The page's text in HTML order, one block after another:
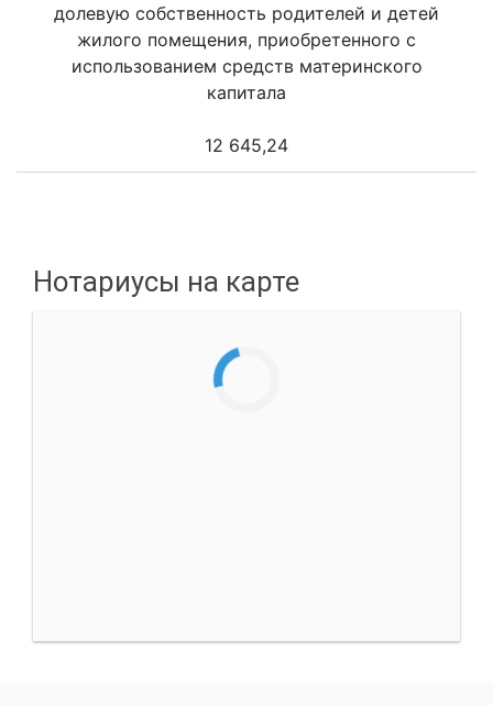
долевую собственность родителей и детей
жилого помещения, приобретенного с
использованием средств материнского
капитала
12 645,24
Нотариусы на карте